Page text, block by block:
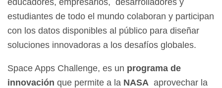
estudiantes de todo el mundo colaboran y participan
con los datos disponibles al público para diseñar
soluciones innovadoras a los desafíos globales.
Space Apps Challenge, es un programa de
innovación que permite a la NASA aprovechar la